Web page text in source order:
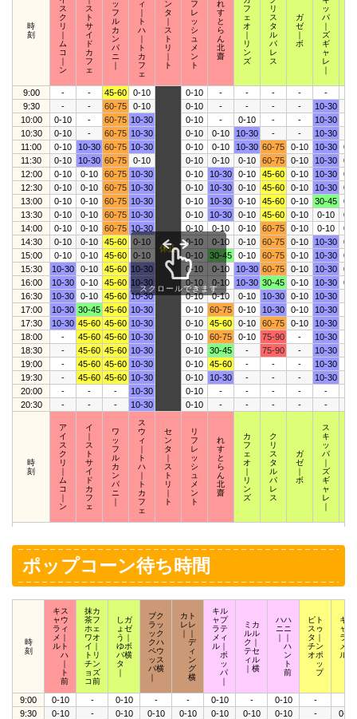
時
刻
ス
ク
リ
ム
コ
ン
ス
ト
サ
イ
ド
カ
フ
ェ
ッ
フ
ル
カ
ン
パ
ニ
ィ
ト
ハ
ト
カ
フ
ェ
ン
タ
ス
ト
リ
ト
フ
レ
ッ
シ
ュ
メ
ン
ト
れ
す
と
ら
ん
北
齋
フ
ェ
オ
リ
ン
ズ
リ
ス
タ
ル
パ
レ
ス
ガ
ゼ
ボ
ッ
パ
ズ
ギ
ャ
レ
9:00 - - 45-60 0-10
休止
0-10 - - - - -
9:30
- - 60-75 0-10 0-10 - - - - 10-30
10:00
0-10 - 60-75 10-30 0-10 - 0-10 - - 10-30
10:30
0-10 - 60-75 10-30 0-10 0-10 10-30 - - 10-30
11:00
0-10 10-30 60-75 10-30 0-10 0-10 10-30 60-75 0-10 10-30
0-
11:30
0-10 10-30 60-75 0-10 0-10 0-10 0-10 60-75 0-10 10-30
0-
12:00
0-10 0-10 60-75 10-30 0-10 10-30 0-10 45-60 0-10 10-30
0-
12:30
0-10 0-10 60-75 10-30 0-10 10-30 0-10 45-60 0-10 10-30
0-
13:00
0-10 0-10 60-75 10-30 0-10 10-30 0-10 45-60 0-10 30-45
0-
13:30
0-10 0-10 60-75 10-30 0-10 10-30 0-10 45-60 0-10 0-10
0-
14:00
0-10 0-10 60-75 10-30 0-10 0-10 0-10 60-75 0-10 0-10
0-
14:30
0-10 0-10 45-60 0-10 0-10 0-10 0-10 60-75 0-10 10-30
0-
15:00
0-10 0-10 45-60 0-10 0-10 30-45 0-10 60-75 0-10 10-30
0-
15:30
10-30 0-10 45-60 10-30 0-10 0-10 10-30 60-75 0-10 10-30
0-
16:00
10-30 0-10 45-60 10-30 0-10 0-10 10-30 30-45 0-10 10-30
0-
16:30
10-30 0-10 45-60 10-30 0-10 0-10 0-10 10-30 0-10 10-30
17:00
10-30 30-45 45-60 10-30 0-10 60-75 0-10 10-30 0-10 10-30
17:30
10-30 45-60 45-60 10-30 0-10 45-60 0-10 60-75 0-10 10-30
18:00
- 45-60 45-60 10-30 0-10 60-75 0-10 75-90 - 10-30
18:30
- 45-60 45-60 10-30 0-10 30-45 - 75-90 - 10-30
19:00
- 45-60 45-60 10-30 0-10 45-60 - - - 10-30
19:30
- 45-60 45-60 10-30 0-10 10-30 - - - 10-30
20:00
- - - 10-30 0-10 - - - - -
20:30
- - - 10-30 0-10 - - - - -
時
刻
ア
イ
ス
ク
リ
ム
コ
ン
イ
ス
ト
サ
イ
ド
カ
フ
ェ
ワ
ッ
フ
ル
カ
ン
パ
ニ
ス
ウ
ィ
ト
ハ
ト
カ
フ
ェ
セ
ン
タ
ス
ト
リ
ト
リ
フ
レ
ッ
シ
ュ
メ
ン
ト
れ
す
と
ら
ん
北
齋
カ
フ
ェ
オ
リ
ン
ズ
ク
リ
ス
タ
ル
パ
レ
ス
ガ
ゼ
ボ
ス
キ
ッ
パ
ズ
ギ
ャ
レ
スクロールできます
ポップコーン待ち時間
時
刻
キス
ャウ
ラィ
メ｜
ルト
ハ
｜
ト
前
抹カ
茶フ
ホェ
ワオ
イ｜
トリ
チン
ョズ
コ前
しガ
ょゼ
う｜
ゆボ
バ横
タ
｜
ブク
ラッ
ック
クハ
ペウ
ッス
パ横
｜
カト
レレ
｜｜
デ
ィ
ン
グ
横
キル
ャプ
ラテ
メィ
ル｜
ポ
ッ
パ
｜
ミカ
ルル
ク｜
テセ
ィル
｜横
ハハ
ニニ
｜｜
ハ
ン
ト
前
ピト
スゥ
タ｜
チン
オポ
ッ
プ
キポ
ャッ
ラプ
メア
ルロ
9:00 0-10 - 0-10 - - 0-10 - 0-10 -
9:30
0-10 - 0-10 0-10 0-10 0-10 0-10 0-10 -
0-10